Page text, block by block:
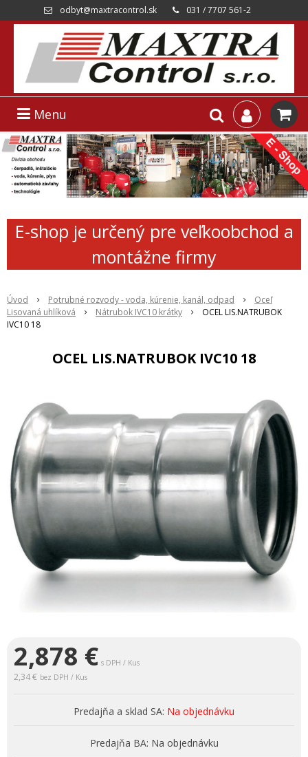
odbyt@maxtracontrol.sk 031 / 7707 561-2
Menu
E-shop je určený pre veľkoobchod a
montážne firmy
Úvod Potrubné rozvody - voda, kúrenie, kanál, odpad
Oceľ
Lisovaná uhlíková
Nátrubok IVC10 krátky
OCEL LIS.NATRUBOK
IVC10 18
OCEL LIS.NATRUBOK IVC10 18
2,878 € s DPH / Kus
2,34 € bez DPH / Kus
Predajňa a sklad SA: Na objednávku
Predajňa BA: Na objednávku